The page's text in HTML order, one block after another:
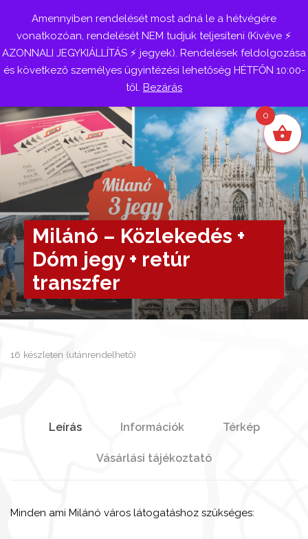
Belépés
Milánó – Közlekedés +
Dóm jegy + retúr
transzfer
16 készleten (utánrendelhető)
Leírás Információk Térkép
Vásárlási tájékoztató
Minden ami Milánó város látogatáshoz szükséges:
Amennyiben rendelését most adná le a hétvégére
vonatkozóan, rendelését NEM tudjuk teljesíteni (Kivéve ⚡
AZONNALI JEGYKIÁLLÍTÁS ⚡ jegyek). Rendelések feldolgozása
és következő személyes ügyintézési lehetőség HÉTFŐN 10:00-
től. Bezárás
0